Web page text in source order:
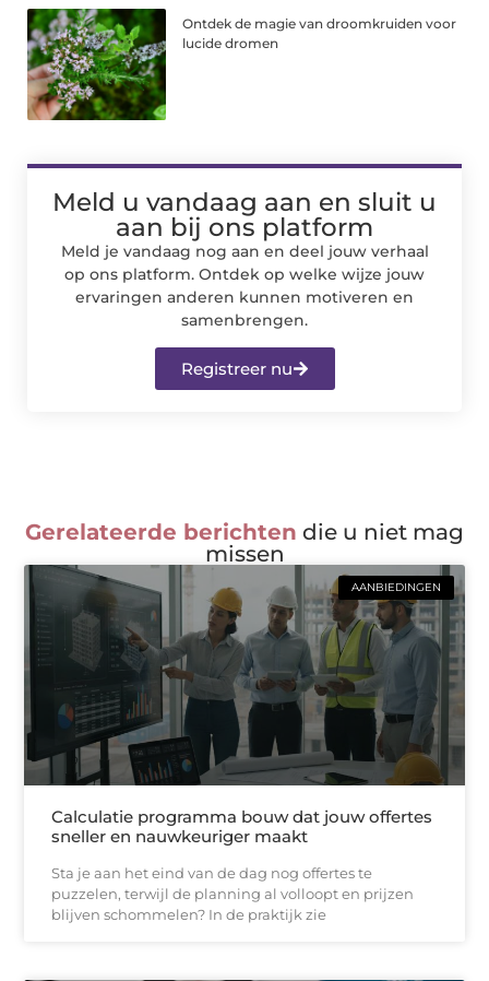
Ontdek de magie van droomkruiden voor
lucide dromen
Meld u vandaag aan en sluit u
aan bij ons platform
Meld je vandaag nog aan en deel jouw verhaal
op ons platform. Ontdek op welke wijze jouw
ervaringen anderen kunnen motiveren en
samenbrengen.
Registreer nu
Gerelateerde berichten die u niet mag
missen
AANBIEDINGEN
Calculatie programma bouw dat jouw offertes
sneller en nauwkeuriger maakt
Sta je aan het eind van de dag nog offertes te
puzzelen, terwijl de planning al volloopt en prijzen
blijven schommelen? In de praktijk zie